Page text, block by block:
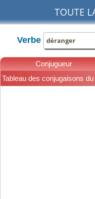
TOUTE
Verbe
Conjugueur
Tableau des conjugaisons